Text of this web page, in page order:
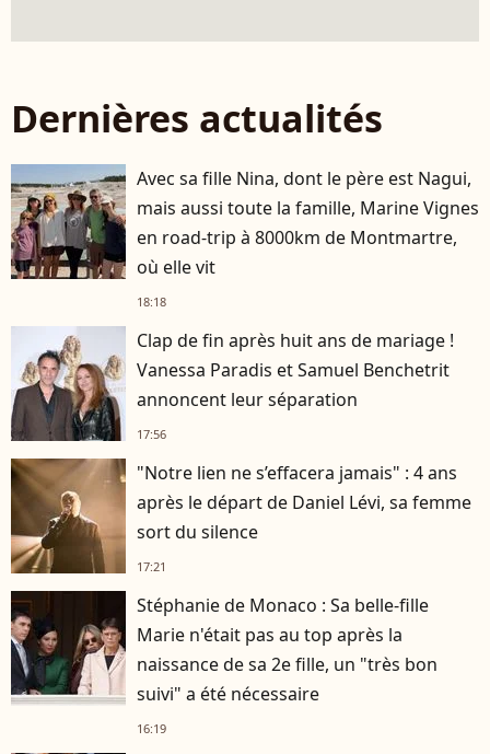
Dernières actualités
Avec sa fille Nina, dont le père est Nagui,
mais aussi toute la famille, Marine Vignes
en road-trip à 8000km de Montmartre,
où elle vit
18:18
Clap de fin après huit ans de mariage !
Vanessa Paradis et Samuel Benchetrit
annoncent leur séparation
17:56
"Notre lien ne s’effacera jamais" : 4 ans
après le départ de Daniel Lévi, sa femme
sort du silence
17:21
Stéphanie de Monaco : Sa belle-fille
Marie n'était pas au top après la
naissance de sa 2e fille, un "très bon
suivi" a été nécessaire
16:19